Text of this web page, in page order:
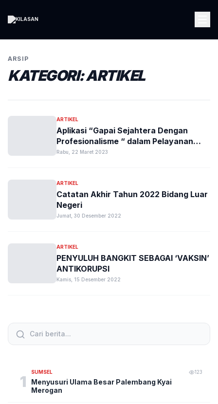
ARSIP
KATEGORI:ARTIKEL
ARTIKEL
Aplikasi “Gapai Sejahtera Dengan
Profesionalisme “ dalam Pelayanan
Asuhan Keperawatan
Rabu, 22 Maret 2023
ARTIKEL
Catatan Akhir Tahun 2022 Bidang Luar
Negeri
Jumat, 30 Desember 2022
ARTIKEL
PENYULUH BANGKIT SEBAGAI ‘VAKSIN’
ANTIKORUPSI
Kamis, 15 Desember 2022
1
SUMSEL 123
Menyusuri Ulama Besar Palembang Kyai
Merogan